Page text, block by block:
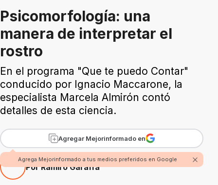
Psicomorfología: una
manera de interpretar el
rostro
En el programa "Que te puedo Contar"
conducido por Ignacio Maccarone, la
especialista Marcela Almirón contó
detalles de esta ciencia.
Agregar Mejorinformado en
Agrega Mejorinformado a tus medios preferidos en Google
Por Ramiro Garaffa